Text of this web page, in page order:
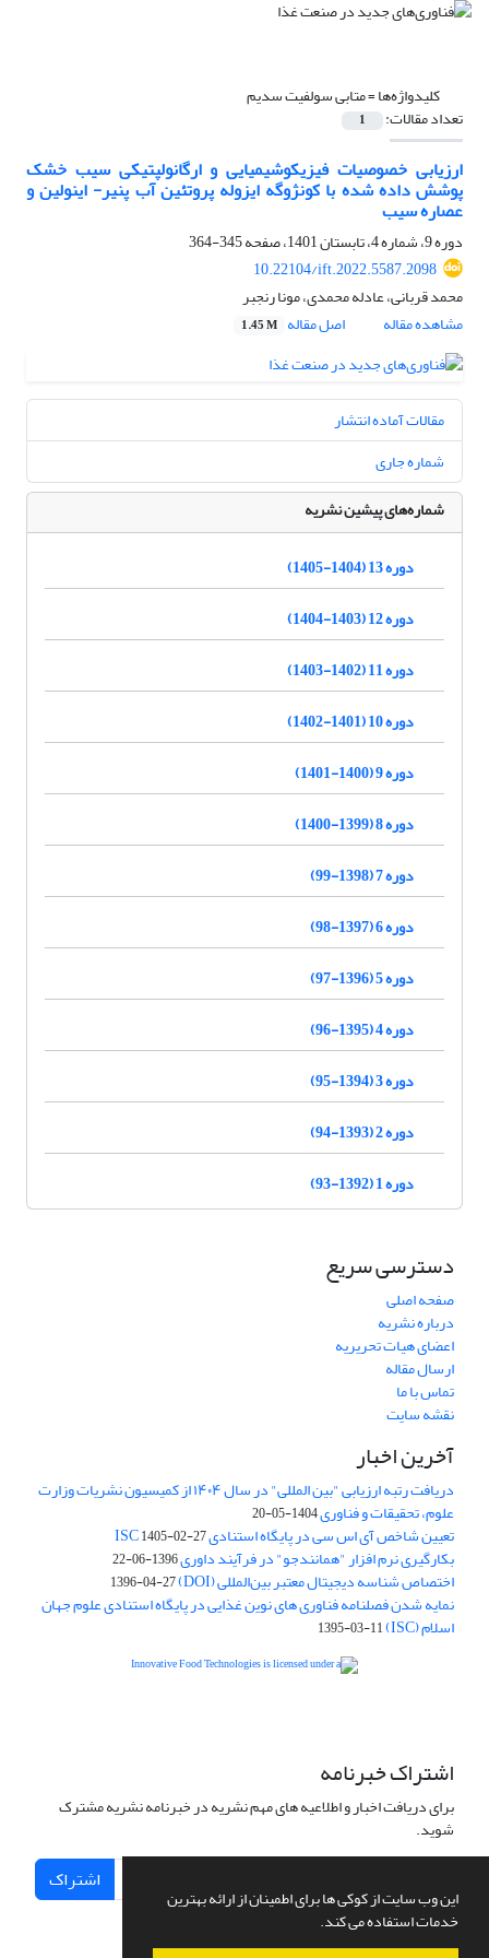
این وب سایت از کوکی ها برای اطمینان از ارائه بهترین
خدمات استفاده می کند.
کلیدواژه‌ها =متابی سولفیت سدیم
تعداد مقالات: 1
ارزیابی خصوصیات فیزیکوشیمیایی و ارگانولپتیکی سیب خشک
پوشش داده شده با کونژوگه ایزوله پروتئین آب پنیر- اینولین و
عصاره سیب
دوره 9، شماره 4، تابستان 1401، صفحه
345-364
10.22104/ift.2022.5587.2098
محمد قربانی، عادله محمدی، مونا رنجبر
مشاهده مقاله
اصل مقاله 1.45 M
مقالات آماده انتشار
شماره جاری
شماره‌های پیشین نشریه
دوره 13 (1404-1405)
دوره 12 (1403-1404)
دوره 11 (1402-1403)
دوره 10 (1401-1402)
دوره 9 (1400-1401)
دوره 8 (1399-1400)
دوره 7 (1398-99)
دوره 6 (1397-98)
دوره 5 (1396-97)
دوره 4 (1395-96)
دوره 3 (1394-95)
دوره 2 (1393-94)
دوره 1 (1392-93)
دسترسی سریع
صفحه اصلی
درباره نشریه
اعضای هیات تحریریه
ارسال مقاله
تماس با ما
نقشه سایت
آخرین اخبار
دریافت رتبه ارزیابی "بین المللی" در سال ۱۴۰۴ از کمیسیون نشریات وزارت
علوم، تحقیقات و فناوری1404-05-20
تعیین شاخص آی اس سی در پایگاه استنادی ISC1405-02-27
بکارگیری نرم افزار "همانندجو" در فرآیند داوری1396-06-22
اختصاص شناسه دیجیتال معتبر بین‌المللی (DOI) 1396-04-27
نمایه شدن فصلنامه فناوری های نوین غذایی در پایگاه استنادی علوم جهان
اسلام (ISC) 1395-03-11
اشتراک خبرنامه
برای دریافت اخبار و اطلاعیه های مهم نشریه در خبرنامه نشریه مشترک
شوید.
اشتراک